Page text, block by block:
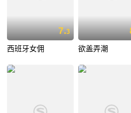
7.3
西班牙女佣 欲盖弄潮